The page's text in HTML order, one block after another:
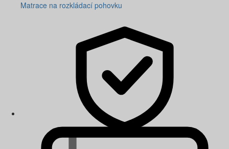
Matrace na rozkládací pohovku